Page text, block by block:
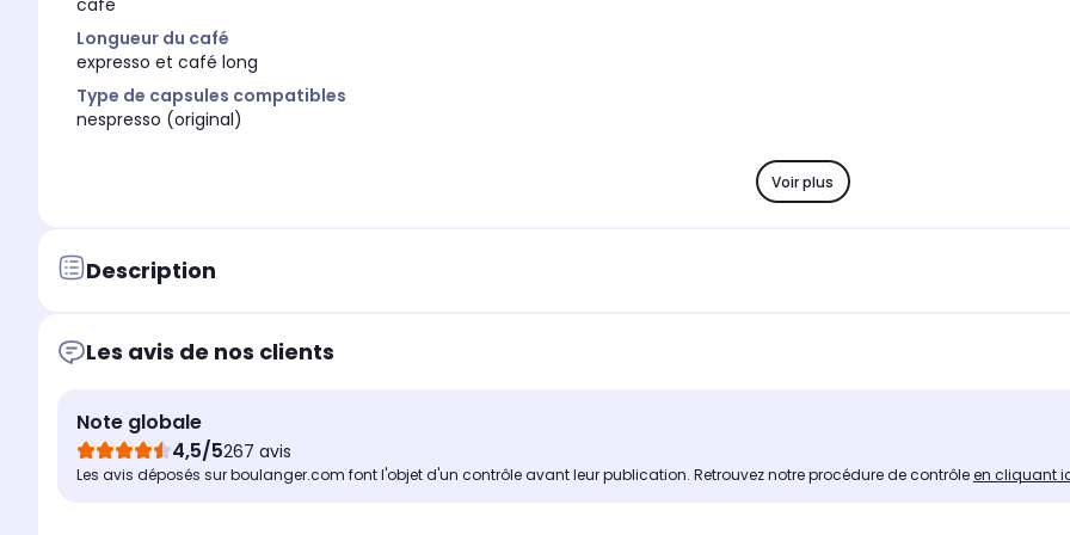
café
Longueur du café
expresso et café long
Type de capsules compatibles
nespresso (original)
Voir plus
Description
Les avis de nos clients
Note globale
4,5/5267 avis
Les avis déposés sur boulanger.com font l'objet d'un contrôle avant leur publication. Retrouvez notre procédure de contrôleen cliquant